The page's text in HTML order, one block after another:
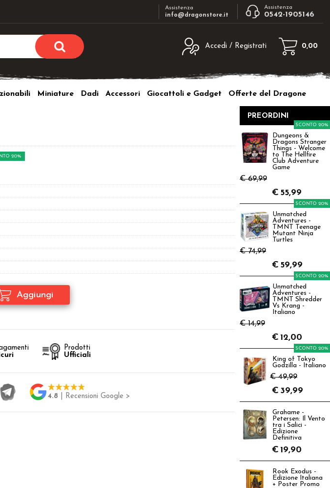
Assistenza
info@dragonstore.it
Assistenza
0542-1905146
Accedi / Registrati
utente e la password e poi clicca sul
Password:
sito clicca sul pulsante "Registrati"
0,00
Miniature Dadi Accessori Giocattoli e Gadget Offerte del Dragone
20%
Prodotti
Ufficiali
4.8 | Recensioni Google >
PREORDINI
Dungeons &
Dragons Stranger
Things - Welcome
to The Hellfire
Club Adventure
Game
€ 69,99
SCONTO 20%
€ 55,99
Unmatched
Adventures -
TMNT Teenage
Mutant Ninja
Turtles
€ 74,99
SCONTO 20%
€ 59,99
Unmatched
Adventures -
TMNT Shredder
Vs Krang -
Italiano
€ 14,99
SCONTO 20%
€ 12,00
King of Tokyo
Godzilla - Italiano
€ 49,99
SCONTO 20%
€ 39,99
Grahame -
Petersen: Il Vento
tra i Salici -
Edizione
Definitiva
€ 19,90
Rook Exodus -
Edizione Italiana
+ Poster Promo